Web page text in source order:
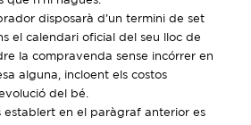
disposarà d’un termini de set
el calendari oficial del seu lloc de
la compravenda sense incórrer en
alguna, incloent els costos
del bé.
establert en el paràgraf anterior es